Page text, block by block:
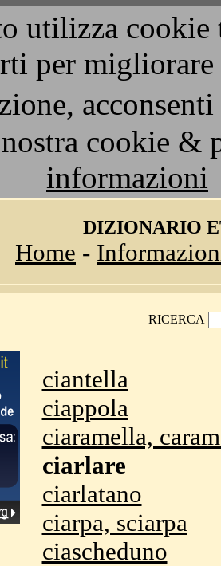
utilizza
per
nostra cookie &
informazioni
DIZIONARIO
Home -
RICERCA
ciantella
ciappola
ciaramella,
ciarlare
ciarlatano
ciarpa, sciarpa
ciascheduno